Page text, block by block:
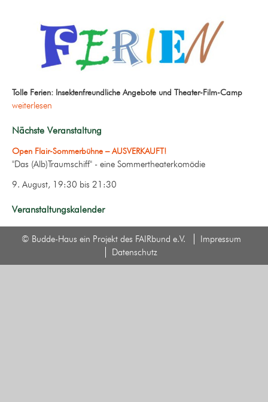
Tolle Ferien: Insektenfreundliche Angebote und Theater-Film-Camp
weiterlesen
Nächste Veranstaltung
Open Flair-Sommerbühne – AUSVERKAUFT!
"Das (Alb)Traumschiff" - eine Sommertheaterkomödie
9. August, 19:30 bis 21:30
Veranstaltungskalender
© Budde-Haus ein Projekt des FAIRbund e.V.
Impressum
Datenschutz